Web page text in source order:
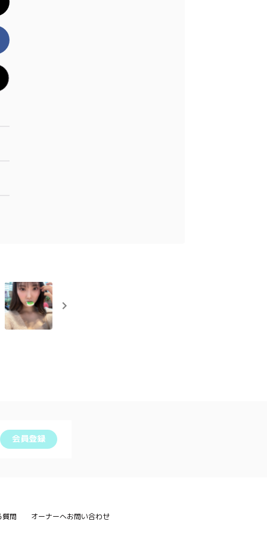
会員登録
質問 オーナーへお問い合わせ